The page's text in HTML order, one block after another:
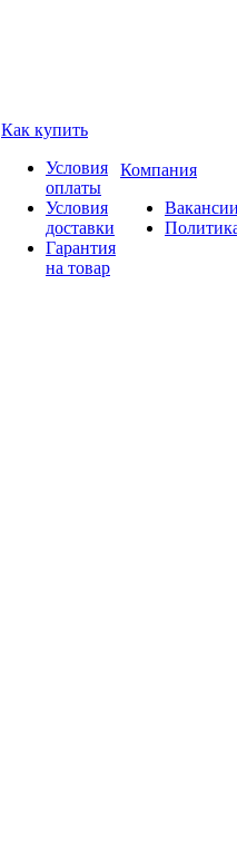
Как купить
Условия
оплаты
Условия
доставки
Гарантия
на товар
Компания